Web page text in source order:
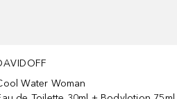
Water Woman